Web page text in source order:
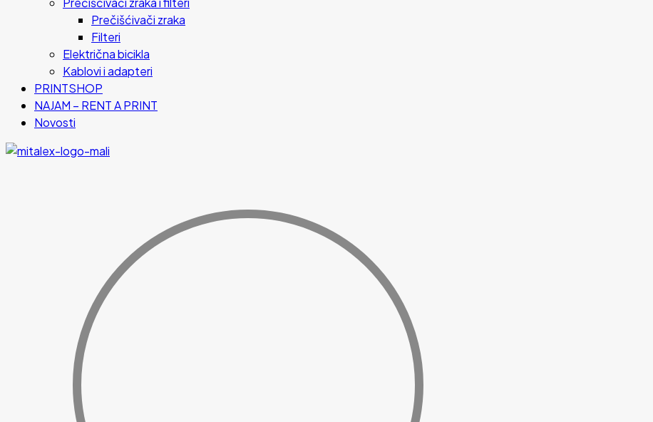
Prečišćivači zraka
Filteri
Električna bicikla
Kablovi i adapteri
PRINTSHOP
NAJAM – RENT A PRINT
Novosti